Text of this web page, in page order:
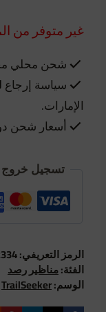
غير متوفر من
شحن محلي
الإمارات.
أسعار شحن
تسجيل
الرمز التعريفي:
الفئة:مناظير رصد
الوسم:TrailSeeker